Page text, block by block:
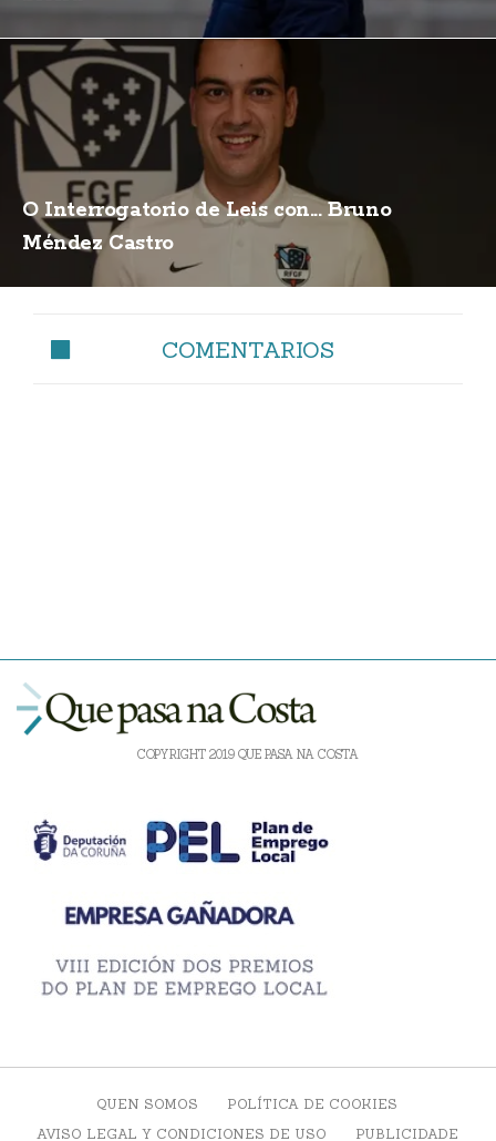
O Interrogatorio de Leis con... Bruno
Méndez Castro
COMENTARIOS
COPYRIGHT 2019 QUE PASA NA COSTA
QUEN SOMOS
POLÍTICA DE COOKIES
AVISO LEGAL Y CONDICIONES DE USO
PUBLICIDADE